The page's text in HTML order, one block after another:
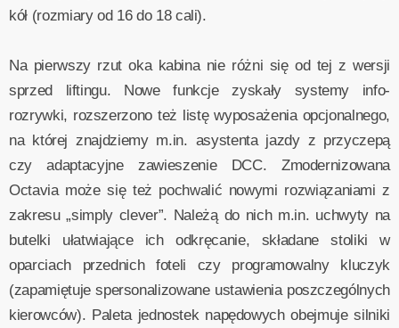
kół (rozmiary od 16 do 18 cali).
Na pierwszy rzut oka kabina nie różni się od tej z wersji
sprzed liftingu. Nowe funkcje zyskały systemy info-
rozrywki, rozszerzono też listę wyposażenia opcjonalnego,
na której znajdziemy m.in. asystenta jazdy z przyczepą
czy adaptacyjne zawieszenie DCC. Zmodernizowana
Octavia może się też pochwalić nowymi rozwiązaniami z
zakresu „simply clever”. Należą do nich m.in. uchwyty na
butelki ułatwiające ich odkręcanie, składane stoliki w
oparciach przednich foteli czy programowalny kluczyk
(zapamiętuje spersonalizowane ustawienia poszczególnych
kierowców). Paleta jednostek napędowych obejmuje silniki